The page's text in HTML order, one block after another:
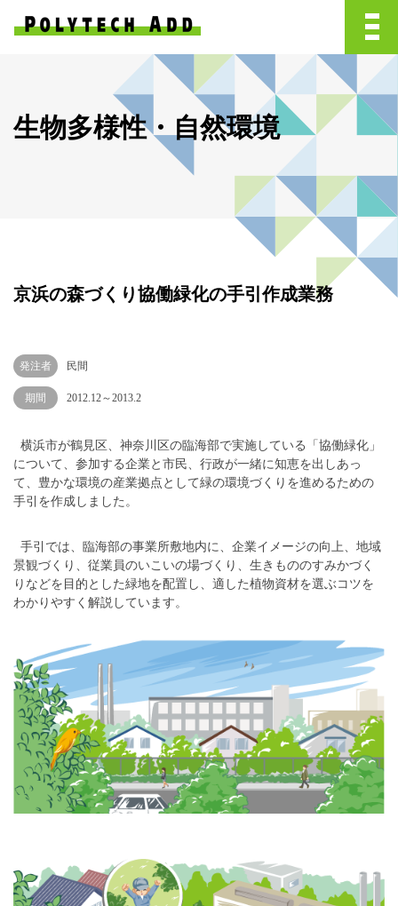
生物多様性・自然環境
京浜の森づくり協働緑化の手引作成業務
発注者 民間
期間 2012.12～2013.2
横浜市が鶴見区、神奈川区の臨海部で実施している「協働緑化」
について、参加する企業と市民、行政が一緒に知恵を出しあっ
て、豊かな環境の産業拠点として緑の環境づくりを進めるための
手引を作成しました。
手引では、臨海部の事業所敷地内に、企業イメージの向上、地域
景観づくり、従業員のいこいの場づくり、生きもののすみかづく
りなどを目的とした緑地を配置し、適した植物資材を選ぶコツを
わかりやすく解説しています。